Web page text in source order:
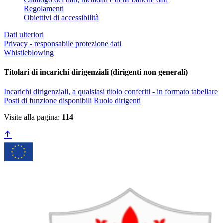
Regolamenti
Obiettivi di accessibilità
Dati ulteriori
Privacy - responsabile protezione dati
Whistleblowing
Titolari di incarichi dirigenziali (dirigenti non generali)
Incarichi dirigenziali, a qualsiasi titolo conferiti - in formato tabellare
Posti di funzione disponibili Ruolo dirigenti
Visite alla pagina: 114